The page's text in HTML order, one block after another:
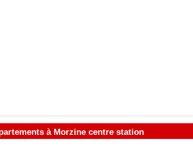
à Morzine centre station